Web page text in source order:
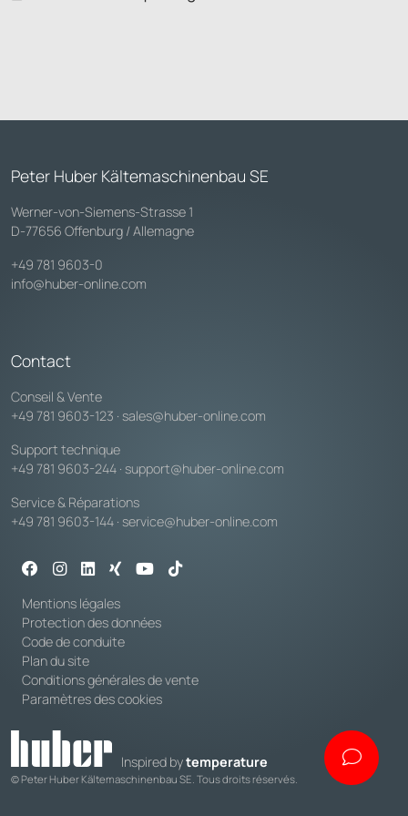
Peter Huber Kältemaschinenbau SE
Werner-von-Siemens-Strasse 1
D-77656 Offenburg / Allemagne
+49 781 9603-0
info@huber-online.com
Contact
Conseil & Vente
+49 781 9603-123 · sales@huber-online.com
Support technique
+49 781 9603-244 · support@huber-online.com
Service & Réparations
+49 781 9603-144 · service@huber-online.com
Mentions légales
Protection des données
Code de conduite
Plan du site
Conditions générales de vente
Paramètres des cookies
Inspired bytemperature
© Peter Huber Kältemaschinenbau SE. Tous droits réservés.